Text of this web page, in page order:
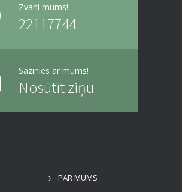
Zvani mums!
22117744
Sazinies ar mums!
Nosūtīt ziņu
PAR MUMS